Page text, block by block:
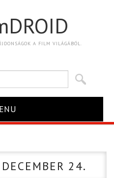
A FILM VILÁGÁBÓL.
24.